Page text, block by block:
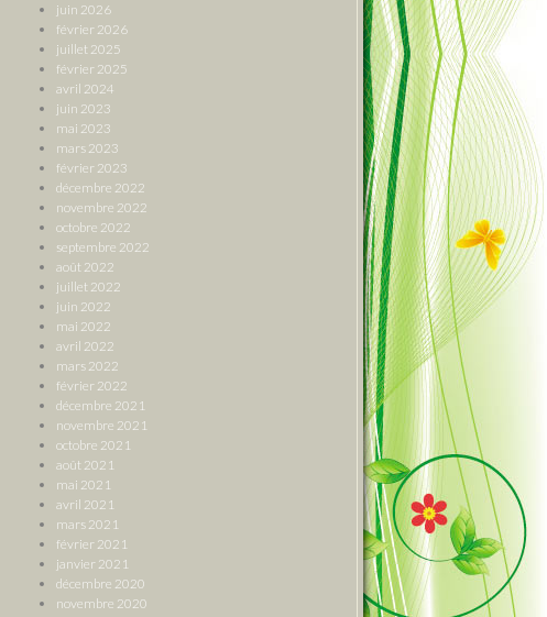
juin 2026
février 2026
juillet 2025
février 2025
avril 2024
juin 2023
mai 2023
mars 2023
février 2023
décembre 2022
novembre 2022
octobre 2022
septembre 2022
août 2022
juillet 2022
juin 2022
mai 2022
avril 2022
mars 2022
février 2022
décembre 2021
novembre 2021
octobre 2021
août 2021
mai 2021
avril 2021
mars 2021
février 2021
janvier 2021
décembre 2020
novembre 2020